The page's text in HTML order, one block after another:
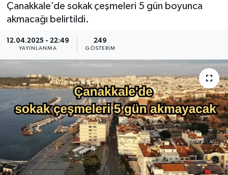
Çanakkale’de sokak çeşmeleri 5 gün boyunca
akmacağı belirtildi.
12.04.2025 - 22:49
YAYINLANMA
249
GÖSTERIM
Magazin
Resmi İlanlar
Sağlık
Haber Arşivi